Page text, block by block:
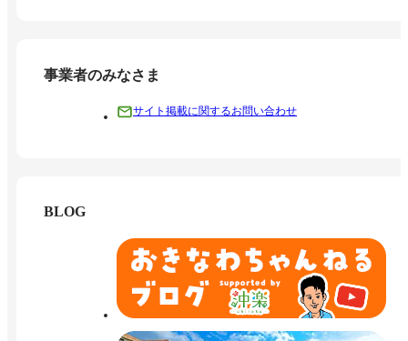
事業者のみなさま
サイト掲載に関するお問い合わせ
BLOG